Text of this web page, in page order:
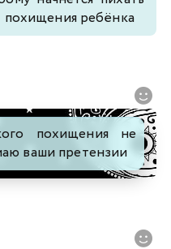
ребёнка
похищения не
ваши претензии